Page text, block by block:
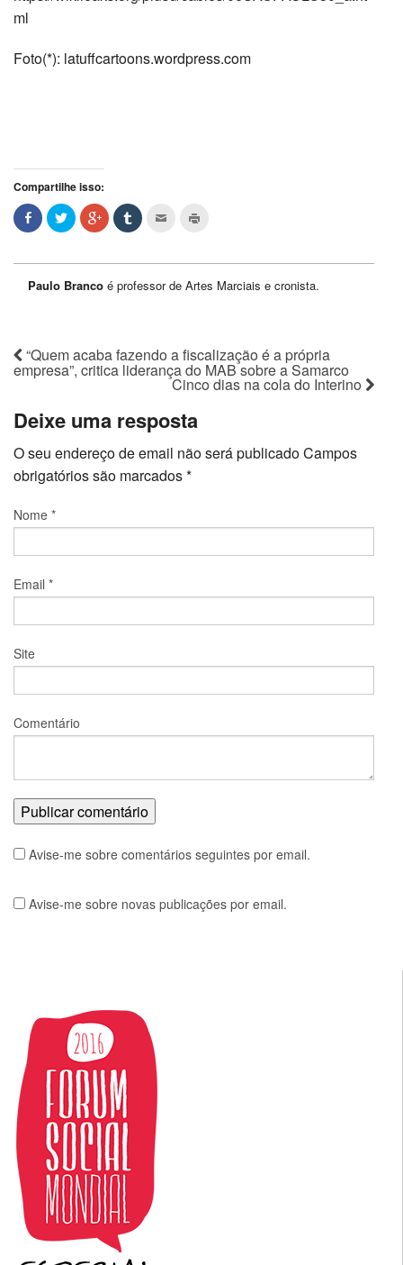
ml
Foto(*): latuffcartoons.wordpress.com
Compartilhe isso:
Paulo Branco é professor de Artes Marciais e cronista.
“Quem acaba fazendo a fiscalização é a própria
empresa”, critica liderança do MAB sobre a Samarco
Cinco dias na cola do Interino
Deixe uma resposta
O seu endereço de email não será publicadoCampos
obrigatórios são marcados*
Nome *
Email *
Site
Comentário
Avise-me sobre comentários seguintes por email.
Avise-me sobre novas publicações por email.